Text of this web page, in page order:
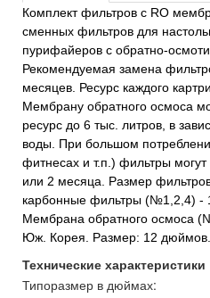
Комплект фильтров с RO
сменных фильтров для
пурифайеров с обратно-
Рекомендуемая замена
месяцев. Ресурс каждого
Мембрану обратного осмоса
ресурс до 6 тыс. литров, в
воды. При большом
фитнесах и т.п.) фильтры
или 2 месяца. Размер
карбонные фильтры (№1,2,4) -
Мембрана обратного осмоса
Юж. Корея. Размер: 12
Технические характеристики
Типоразмер в дюймах: